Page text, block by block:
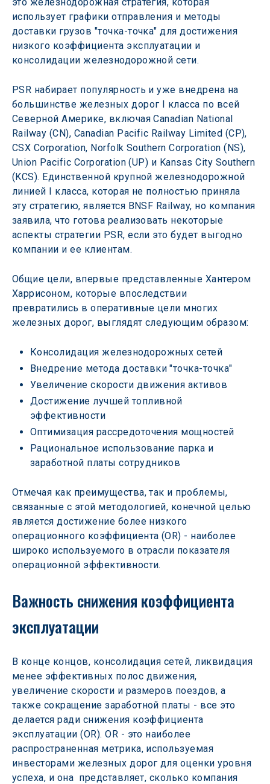
использует графики отправления и методы
доставки грузов "точка-точка" для достижения
низкого коэффициента эксплуатации и
консолидации железнодорожной сети.
PSR набирает популярность и уже внедрена на
большинстве железных дорог I класса по всей
Северной Америке, включая Canadian National
Railway (CN), Canadian Pacific Railway Limited (CP),
CSX Corporation, Norfolk Southern Corporation (NS),
Union Pacific Corporation (UP) и Kansas City Southern
(KCS). Единственной крупной железнодорожной
линией I класса, которая не полностью приняла
эту стратегию, является BNSF Railway, но компания
заявила, что готова реализовать некоторые
аспекты стратегии PSR, если это будет выгодно
компании и ее клиентам.
Общие цели, впервые представленные Хантером
Харрисоном, которые впоследствии
превратились в оперативные цели многих
железных дорог, выглядят следующим образом:
Консолидация железнодорожных сетей
Внедрение метода доставки "точка-точка"
Увеличение скорости движения активов
Достижение лучшей топливной
эффективности
Оптимизация рассредоточения мощностей
Рациональное использование парка и
заработной платы сотрудников
Отмечая как преимущества, так и проблемы,
связанные с этой методологией, конечной целью
является достижение более низкого
операционного коэффициента (OR) - наиболее
широко используемого в отрасли показателя
операционной эффективности.
Важность снижения коэффициента
эксплуатации
В конце концов, консолидация сетей, ликвидация
менее эффективных полос движения,
увеличение скорости и размеров поездов, а
также сокращение заработной платы - все это
делается ради снижения коэффициента
эксплуатации (OR). OR - это наиболее
распространенная метрика, используемая
инвесторами железных дорог для оценки уровня
успеха, и она представляет, сколько компания